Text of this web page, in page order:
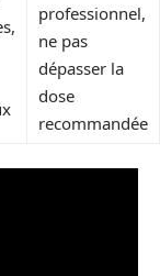
professionnel,
ne pas
dépasser la
dose
recommandée